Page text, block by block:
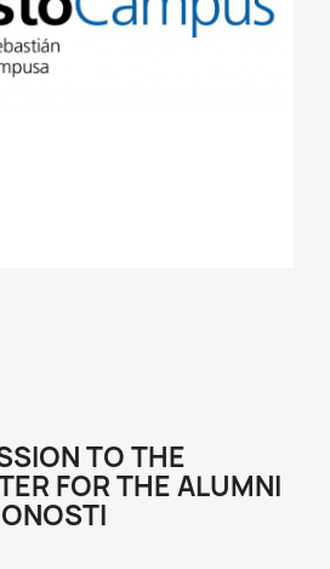
TO THE
FOR THE ALUMNI